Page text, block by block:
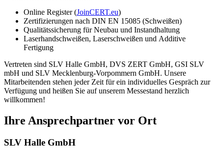
Online Register (JoinCERT.eu)
Zertifizierungen nach DIN EN 15085 (Schweißen)
Qualitätssicherung für Neubau und Instandhaltung
Laserhandschweißen, Laserschweißen und Additive
Fertigung
Vertreten sind SLV Halle GmbH, DVS ZERT GmbH, GSI SLV
mbH und SLV Mecklenburg-Vorpommern GmbH. Unsere
Mitarbeitenden stehen jeder Zeit für ein individuelles Gespräch zur
Verfügung und heißen Sie auf unserem Messestand herzlich
willkommen!
Ihre Ansprechpartner vor Ort
SLV Halle GmbH